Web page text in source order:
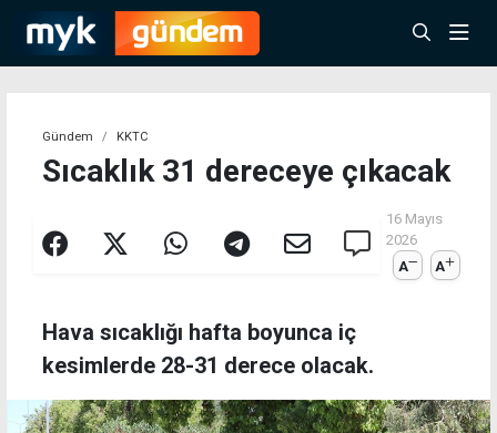
Gündem KKTC
Sıcaklık 31 dereceye çıkacak
16 Mayıs
2026
A
A
Hava sıcaklığı hafta boyunca iç
kesimlerde 28-31 derece olacak.